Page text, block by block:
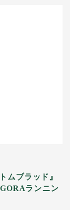
ムブラッド』
ランニン